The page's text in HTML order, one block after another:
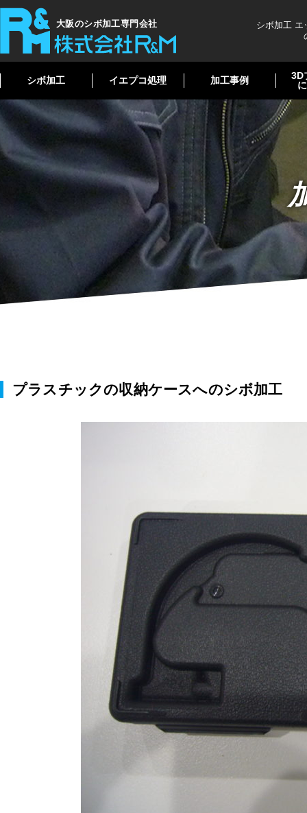
大阪のシボ加工専門会社
シボ加工 エ
シボ加工 イエプコ処理 加工事例
3D
プラスチックの収納ケースへのシボ加工